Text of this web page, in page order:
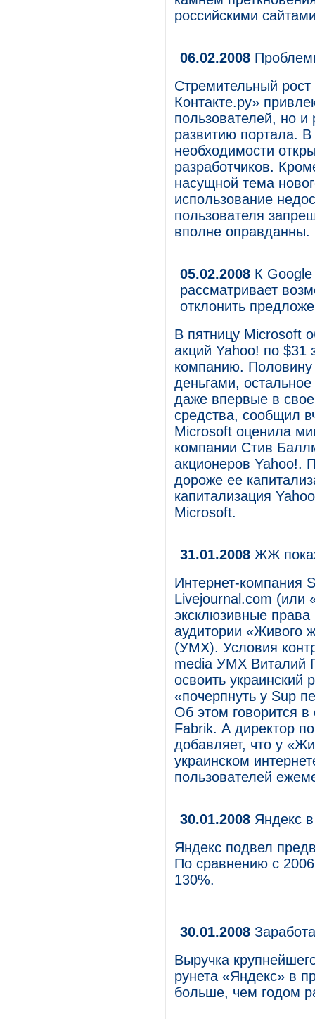
российскими
06.02.2008
Стремительный
Контакте.ру»
пользователей, но
развитию портала.
необходимости
разработчиков.
насущной тема
использование
пользователя
вполне оправданны.
05.02.2008 К
рассматривает
отклонить
В пятницу Microsoft
акций Yahoo! по $31
компанию.
деньгами,
даже впервые в
средства, сообщил
Microsoft оценила
компании Стив
акционеров Yahoo!.
дороже ее
капитализация
Microsoft.
31.01.2008 ЖЖ
Интернет-компания
Livejournal.com
эксклюзивные
аудитории «Живого
(УМХ). Условия
media УМХ Виталий
освоить украинский
«почерпнуть у Sup
Об этом говорится
Fabrik. А директор
добавляет, что у
украинском
пользователей
30.01.2008 Яндекс
Яндекс подвел
По сравнению с
130%.
30.01.2008
Выручка
рунета «Яндекс» в
больше, чем годом